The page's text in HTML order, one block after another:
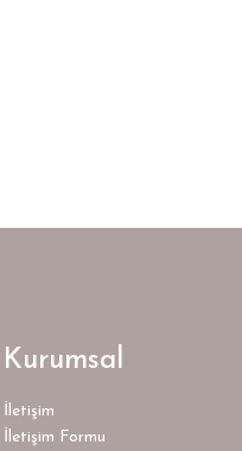
Kurumsal
İletişim
İletişim Formu